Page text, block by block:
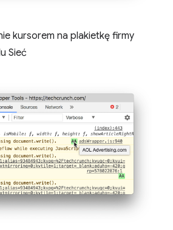
kursorem na plakietkę firmy
Sieć